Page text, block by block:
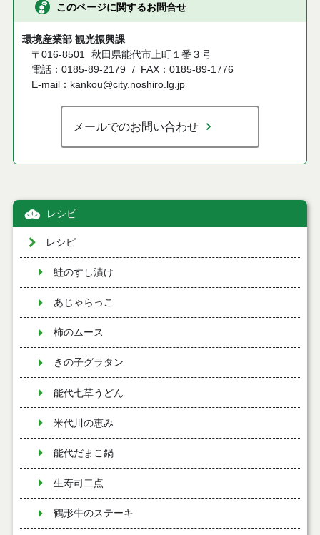
このページに関するお問合せ
環境産業部 観光振興課
〒016-8501 秋田県能代市上町１番３号
電話：0185-89-2179
FAX：0185-89-1776
E-mail：kankou@city.noshiro.lg.jp
メールでのお問い合わせ
レシピ
レシピ
鮭のすし漬け
あじゃらっこ
柿のムース
きの子グラタン
能代七草うどん
米代川の恵み
能代だまこ鍋
生寿司二点
鶴形牛のステーキ